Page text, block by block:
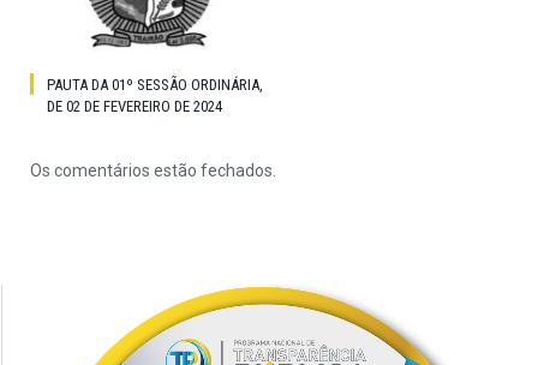
PAUTA DA 01º SESSÃO ORDINÁRIA,
DE 02 DE FEVEREIRO DE 2024
Os comentários estão fechados.